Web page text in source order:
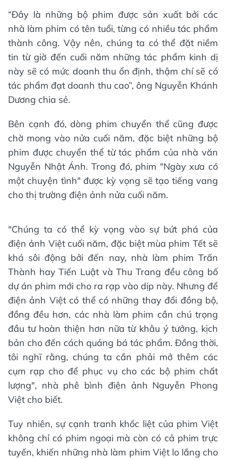
“Đây là những bộ phim được sản xuất bởi các
nhà làm phim có tên tuổi, từng có nhiều tác phẩm
thành công. Vậy nên, chúng ta có thể đặt niềm
tin từ giờ đến cuối năm những tác phẩm kinh dị
này sẽ có mức doanh thu ổn định, thậm chí sẽ có
tác phẩm đạt doanh thu cao”, ông Nguyễn Khánh
Dương chia sẻ.
Bên cạnh đó, dòng phim chuyển thể cũng được
chờ mong vào nửa cuối năm, đặc biệt những bộ
phim được chuyển thể từ tác phẩm của nhà văn
Nguyễn Nhật Ánh. Trong đó, phim "Ngày xưa có
một chuyện tình" được kỳ vọng sẽ tạo tiếng vang
cho thị trường điện ảnh nửa cuối năm.
"Chúng ta có thể kỳ vọng vào sự bứt phá của
điện ảnh Việt cuối năm, đặc biệt mùa phim Tết sẽ
khá sôi động bởi đến nay, nhà làm phim Trấn
Thành hay Tiến Luật và Thu Trang đều công bố
dự án phim mới cho ra rạp vào dịp này. Nhưng để
điện ảnh Việt có thể có những thay đổi đồng bộ,
đồng đều hơn, các nhà làm phim cần chú trọng
đầu tư hoàn thiện hơn nữa từ khâu ý tưởng, kịch
bản cho đến cách quảng bá tác phẩm. Đồng thời,
tôi nghĩ rằng, chúng ta cần phải mở thêm các
cụm rạp cho để phục vụ cho các bộ phim chất
lượng", nhà phê bình điện ảnh Nguyễn Phong
Việt cho biết.
Tuy nhiên, sự cạnh tranh khốc liệt của phim Việt
không chỉ có phim ngoại mà còn có cả phim trực
tuyến, khiến những nhà làm phim Việt lo lắng cho